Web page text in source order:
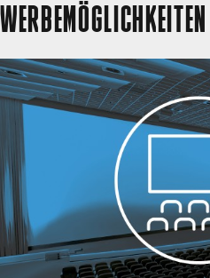
WERBEMÖGLICHKEITEN